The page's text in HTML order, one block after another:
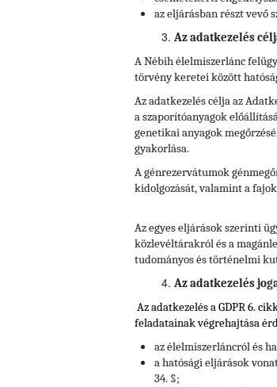
az eljárásban részt vevő
Az adatkezelés
A Nébih élelmiszerlánc
törvény keretei között
Az adatkezelés célja az
a szaporítóanyagok
genetikai anyagok
gyakorlása.
A génrezervátumok
kidolgozását, valamint a
Az egyes eljárások szerinti
közlevéltárakról és a
tudományos és történelmi
Az adatkezelés
Az adatkezelés a GDPR 6.
feladatainak végrehajtása
az élelmiszerláncról és
a hatósági eljárások
34. §;